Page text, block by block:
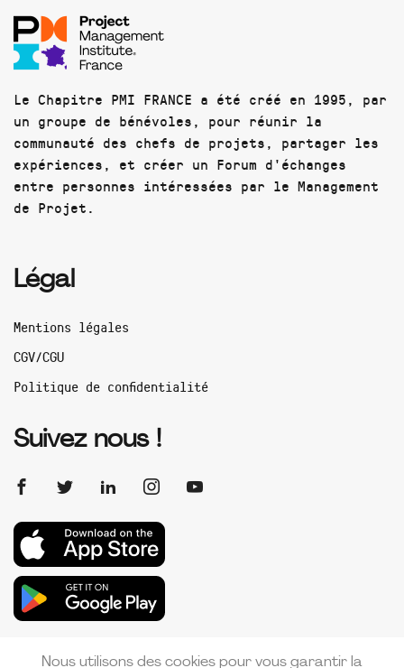
Le Chapitre PMI FRANCE a été créé en 1995, par
un groupe de bénévoles, pour réunir la
communauté des chefs de projets, partager les
expériences, et créer un Forum d'échanges
entre personnes intéressées par le Management
de Projet.
Légal
Mentions légales
CGV/CGU
Politique de confidentialité
Suivez nous !
Nous utilisons des cookies pour vous garantir la